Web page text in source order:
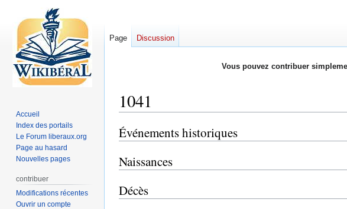
Vous pouvez contribuer
1041
Aller
à
la
navigation
Aller
à
la
recherche
Événements historiques
Naissances
Décès
Page Discussion
Accueil
Index des portails
Le Forum liberaux.org
Page au hasard
Nouvelles pages
contribuer
Modifications récentes
Ouvrir un compte